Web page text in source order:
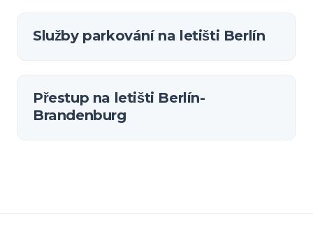
Služby parkování na letišti Berlín
Přestup na letišti Berlín-
Brandenburg